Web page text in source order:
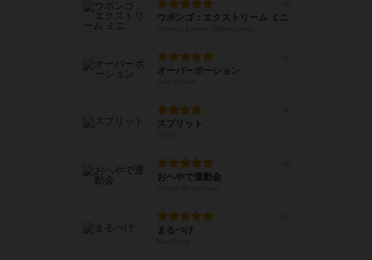
ウボンゴ：エクストリーム ミニ
オーバーポーション
スプリット
おへやで運動会
まるぺけ